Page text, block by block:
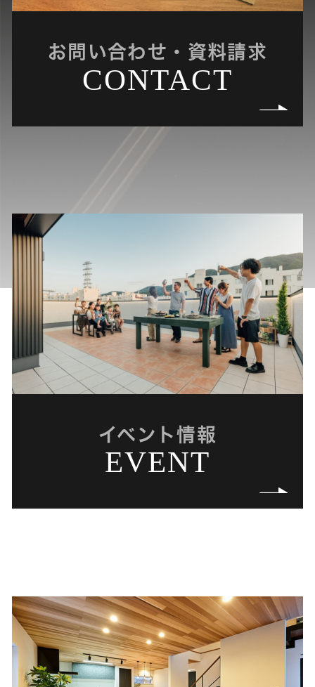
お問い合わせ・資料請求
CONTACT
イベント情報
EVENT